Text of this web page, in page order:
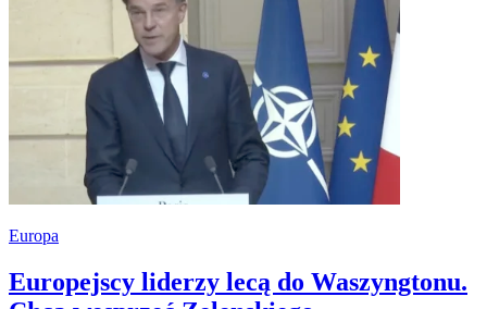
Europa
Europejscy liderzy lecą do Waszyngtonu.